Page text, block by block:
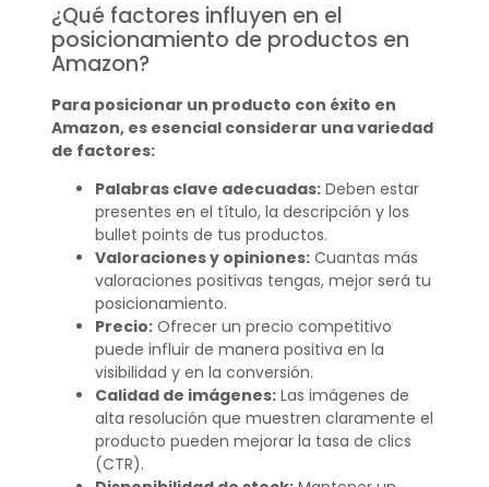
¿Qué factores influyen en el
posicionamiento de productos en
Amazon?
Para posicionar un producto con éxito en
Amazon, es esencial considerar una variedad
de factores:
Palabras clave adecuadas:Deben estar
presentes en el título, la descripción y los
bullet points de tus productos.
Valoraciones y opiniones:Cuantas más
valoraciones positivas tengas, mejor será tu
posicionamiento.
Precio:Ofrecer un precio competitivo
puede influir de manera positiva en la
visibilidad y en la conversión.
Calidad de imágenes:Las imágenes de
alta resolución que muestren claramente el
producto pueden mejorar la tasa de clics
(CTR).